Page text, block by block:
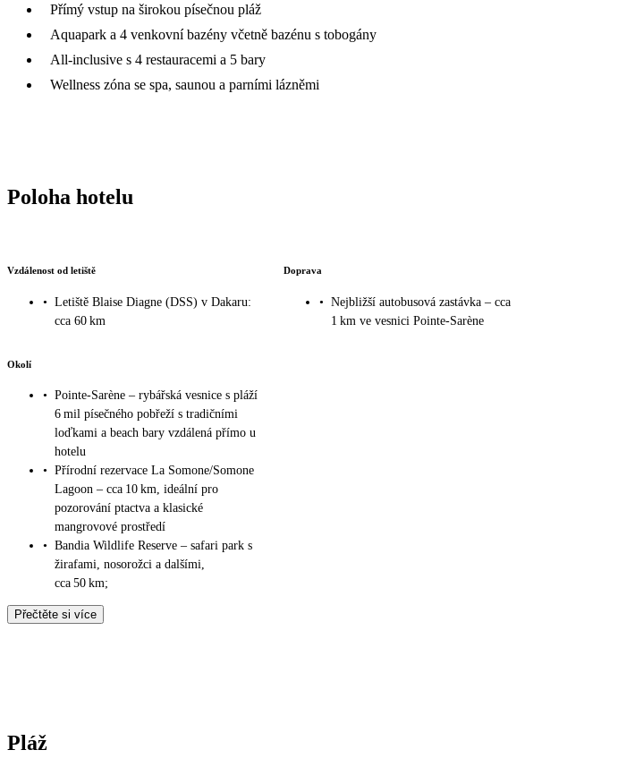
Přímý vstup na širokou písečnou pláž
Aquapark a 4 venkovní bazény včetně bazénu s tobogány
All‑inclusive s 4 restauracemi a 5 bary
Wellness zóna se spa, saunou a parními lázněmi
Poloha hotelu
Vzdálenost od letiště
• Letiště Blaise Diagne (DSS) v Dakaru:
cca 60 km
Doprava
• Nejbližší autobusová zastávka – cca
1 km ve vesnici Pointe‑Sarène
Okolí
• Pointe-Sarène – rybářská vesnice s pláží
6 mil písečného pobřeží s tradičními
loďkami a beach bary vzdálená přímo u
hotelu
• Přírodní rezervace La Somone/Somone
Lagoon – cca 10 km, ideální pro
pozorování ptactva a klasické
mangrovové prostředí
• Bandia Wildlife Reserve – safari park s
žirafami, nosorožci a dalšími,
cca 50 km;
Přečtěte si více
Pláž